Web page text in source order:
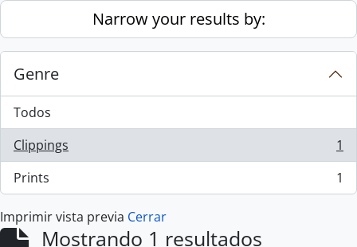
Skip to main contentNarrow your results by:
Genre
Todos
Clippings
, 1 resultados
1
Prints
, 1 resultados 1
Imprimir vista previa Cerrar
Mostrando 1 resultados